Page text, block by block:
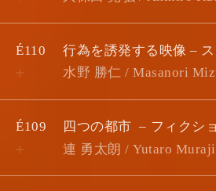
É110
水野 勝仁 / Masanori
É109 四つの都市
フィクシ
連 勇太朗 / Yutaro Muraji